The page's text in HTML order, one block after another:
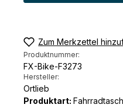
Zum Merkzettel
Produktnummer:
FX-Bike-F3273
Hersteller:
Ortlieb
Produktart: